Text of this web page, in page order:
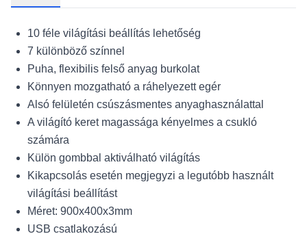
10 féle világítási beállítás lehetőség
7 különböző színnel
Puha, flexibilis felső anyag burkolat
Könnyen mozgatható a ráhelyezett egér
Alsó felületén csúszásmentes anyaghasználattal
A világító keret magassága kényelmes a csukló
számára
Külön gombbal aktiválható világítás
Kikapcsolás esetén megjegyzi a legutóbb használt
világítási beállítást
Méret: 900x400x3mm
USB csatlakozású